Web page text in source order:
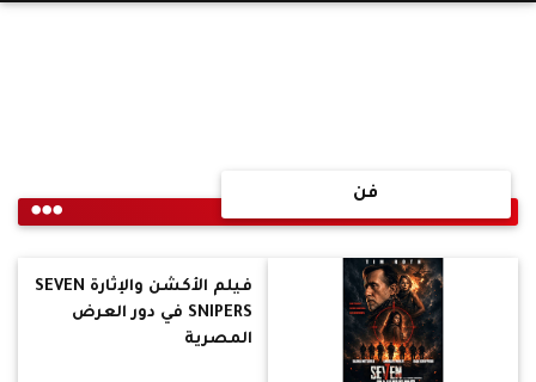
فن
فيلم الأكشن والإثارة SEVEN
SNIPERS في دور العرض
المصرية